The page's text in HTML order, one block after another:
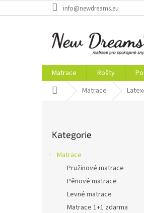
na
info@newdreams.eu
Matrace Rošty
Domů Matrace
kategorie
Kategorie
Matrace
Pružinové matrace
Pěnové matrace
Levné matrace
Matrace 1+1 zdarma